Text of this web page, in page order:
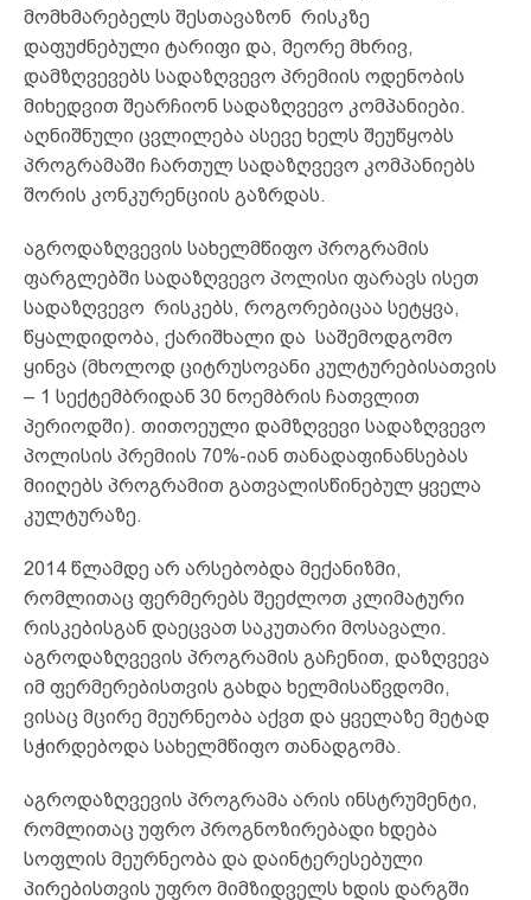
მომხმარებელს შესთავაზონ რისკზე
დაფუძნებული ტარიფი და, მეორე მხრივ,
დამზღვევებს სადაზღვევო პრემიის ოდენობის
მიხედვით შეარჩიონ სადაზღვევო კომპანიები.
აღნიშნული ცვლილება ასევე ხელს შეუწყობს
პროგრამაში ჩართულ სადაზღვევო კომპანიებს
შორის კონკურენციის გაზრდას.
აგროდაზღვევის სახელმწიფო პროგრამის
ფარგლებში სადაზღვევო პოლისი ფარავს ისეთ
სადაზღვევო რისკებს, როგორებიცაა სეტყვა,
წყალდიდობა, ქარიშხალი და საშემოდგომო
ყინვა (მხოლოდ ციტრუსოვანი კულტურებისათვის
– 1 სექტემბრიდან 30 ნოემბრის ჩათვლით
პერიოდში). თითოეული დამზღვევი სადაზღვევო
პოლისის პრემიის 70%-იან თანადაფინანსებას
მიიღებს პროგრამით გათვალისწინებულ ყველა
კულტურაზე.
2014 წლამდე არ არსებობდა მექანიზმი,
რომლითაც ფერმერებს შეეძლოთ კლიმატური
რისკებისგან დაეცვათ საკუთარი მოსავალი.
აგროდაზღვევის პროგრამის გაჩენით, დაზღვევა
იმ ფერმერებისთვის გახდა ხელმისაწვდომი,
ვისაც მცირე მეურნეობა აქვთ და ყველაზე მეტად
სჭირდებოდა სახელმწიფო თანადგომა.
აგროდაზღვევის პროგრამა არის ინსტრუმენტი,
რომლითაც უფრო პროგნოზირებადი ხდება
სოფლის მეურნეობა და დაინტერესებული
პირებისთვის უფრო მიმზიდველს ხდის დარგში